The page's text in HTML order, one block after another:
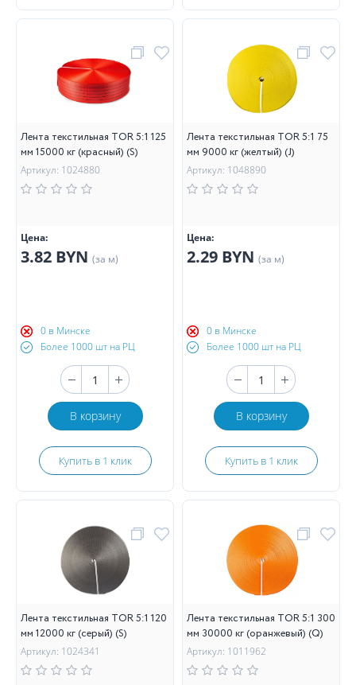
Лента текстильная TOR 5:1 125
мм 15000 кг (красный) (S)
Артикул: 1024880
Цена:
3.82 BYN (за м)
0 в Минске
Более 1000 шт на РЦ
В корзину
Купить в 1 клик
Лента текстильная TOR 5:1 75
мм 9000 кг (желтый) (J)
Артикул: 1048890
Цена:
2.29 BYN (за м)
0 в Минске
Более 1000 шт на РЦ
В корзину
Купить в 1 клик
Лента текстильная TOR 5:1 120
мм 12000 кг (серый) (S)
Артикул: 1024341
Лента текстильная TOR 5:1 300
мм 30000 кг (оранжевый) (Q)
Артикул: 1011962